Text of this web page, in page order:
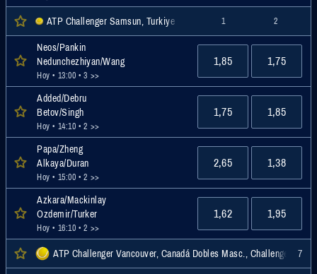
ATP Challenger Samsun, Turkiye Men Doubles, Challenger
1 2
Neos/Pankin
Nedunchezhiyan/Wang
Hoy • 13:00 • 3 >>
1,85 1,75
Added/Debru
Betov/Singh
Hoy • 14:10 • 2 >>
1,75 1,85
Papa/Zheng
Alkaya/Duran
Hoy • 15:00 • 2 >>
2,65 1,38
Azkara/Mackinlay
Ozdemir/Turker
Hoy • 16:10 • 2 >>
1,62 1,95
ATP Challenger Vancouver, Canadá Dobles Masc., Challenger 7